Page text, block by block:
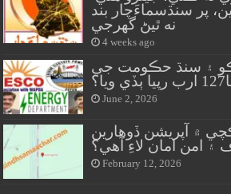
پر سنڌسماءَچار بند
نه ٿيڻ گهرجي
4 weeks ago
۽ سنڌ حڪومت جي
June 2, 2026
۾ آپريشن ڏوهارين
۽ امن امان لاءِ آهي؟
February 12, 2026